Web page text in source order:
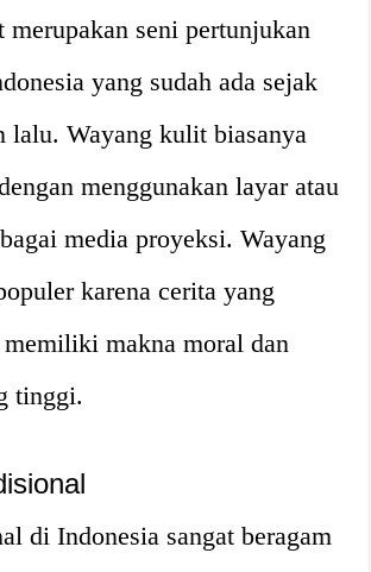
merupakan seni pertunjukan
yang sudah ada sejak
lalu. Wayang kulit biasanya
menggunakan layar atau
media proyeksi. Wayang
karena cerita yang
makna moral dan
tinggi.
di Indonesia sangat beragam